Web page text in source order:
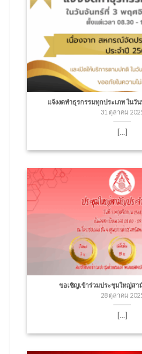
แจ้งงดทำธุรกรรมทุกประเภท ในวั
31 ตุลาคม
[...]
ขอเชิญเข้าร่วมประชุมใหญ่สา
28 ตุลาคม
[...]